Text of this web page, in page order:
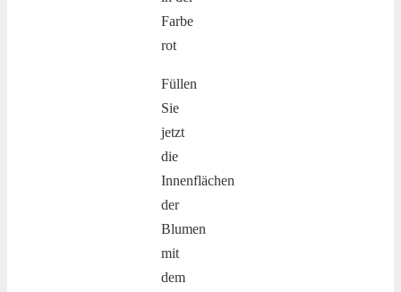
Füllen
Sie
jetzt
die
Innenflächen
der
Blumen
mit
dem